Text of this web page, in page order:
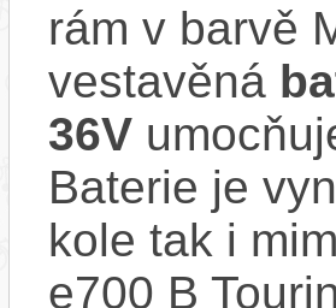
rám v barvě
vestavěná
36V
Baterie je
kole tak i
e700 B